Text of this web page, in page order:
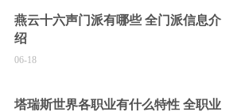
燕云十六声门派有哪些 全门派信息介
绍
06-18
塔瑞斯世界各职业有什么特性 全职业